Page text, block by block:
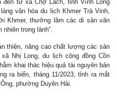
từ xã Chợ Lách, tỉnh Vĩnh Long
văn hóa du lịch Khmer Trà Vinh,
Khmer, thưởng lãm các di sản văn
trong lành”.
thiện, nâng cao chất lượng các sản
Nhị Long, du lịch cộng đồng Cồn
khai thác hiệu quả tài nguyên bản
ra biển, tháng 11/2023, tỉnh ra mắt
phường Duyên Hải.